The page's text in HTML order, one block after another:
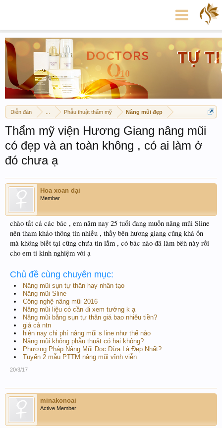
Diễn đàn Phẫu thuật thẩm mỹ Nâng mũi đẹp
Thẩm mỹ viện Hương Giang nâng mũi
có đẹp và an toàn không , có ai làm ở
đó chưa ạ
Hoa xoan dại
Member
chào tất cả các bác , em năm nay 25 tuổi đang muốn nâng mũi Sline
nên tham khảo thông tin nhiều , thấy bên hương giang cũng khá ổn
mà không biết tại cũng chưa tin lắm , có bác nào đã làm bêǹ này rồi
cho em tí kinh nghiệm với ạ
Chủ đề cùng chuyên mục:
Nâng mũi sụn tự thân hay nhân tạo
Nâng mũi Sline
Công nghệ nâng mũi 2016
Nâng mũi liệu có cần đi xem tướng k ạ
Nâng mũi bằng sụn tự thân giá bao nhiêu tiền?
giá cả ntn
hiện nay chi phí nâng mũi s line như thế nào
Nâng mũi không phẫu thuật có hại không?
Phương Pháp Nâng Mũi Dọc Dừa Là Đẹp Nhất?
Tuyển 2 mẫu PTTM nâng mũi vĩnh viễn
20/3/17
minakonoai
Active Member